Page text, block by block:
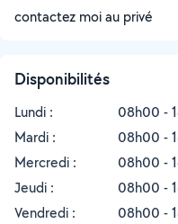
contactez moi au privé
Disponibilités
Lundi :
08h00 -
Mardi :
08h00 -
Mercredi :
08h00 -
Jeudi :
08h00 -
Vendredi :
08h00 -